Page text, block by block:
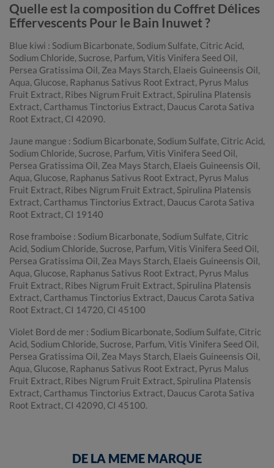
Quelle est la composition du Coffret Délices
Effervescents Pour le Bain Inuwet ?
Blue kiwi : Sodium Bicarbonate, Sodium Sulfate, Citric Acid,
Sodium Chloride, Sucrose, Parfum, Vitis Vinifera Seed Oil,
Persea Gratissima Oil, Zea Mays Starch, Elaeis Guineensis Oil,
Aqua, Glucose, Raphanus Sativus Root Extract, Pyrus Malus
Fruit Extract, Ribes Nigrum Fruit Extract, Spirulina Platensis
Extract, Carthamus Tinctorius Extract, Daucus Carota Sativa
Root Extract, CI 42090.
Jaune mangue : Sodium Bicarbonate, Sodium Sulfate, Citric Acid,
Sodium Chloride, Sucrose, Parfum, Vitis Vinifera Seed Oil,
Persea Gratissima Oil, Zea Mays Starch, Elaeis Guineensis Oil,
Aqua, Glucose, Raphanus Sativus Root Extract, Pyrus Malus
Fruit Extract, Ribes Nigrum Fruit Extract, Spirulina Platensis
Extract, Carthamus Tinctorius Extract, Daucus Carota Sativa
Root Extract, CI 19140
Rose framboise : Sodium Bicarbonate, Sodium Sulfate, Citric
Acid, Sodium Chloride, Sucrose, Parfum, Vitis Vinifera Seed Oil,
Persea Gratissima Oil, Zea Mays Starch, Elaeis Guineensis Oil,
Aqua, Glucose, Raphanus Sativus Root Extract, Pyrus Malus
Fruit Extract, Ribes Nigrum Fruit Extract, Spirulina Platensis
Extract, Carthamus Tinctorius Extract, Daucus Carota Sativa
Root Extract, CI 14720, CI 45100
Violet Bord de mer : Sodium Bicarbonate, Sodium Sulfate, Citric
Acid, Sodium Chloride, Sucrose, Parfum, Vitis Vinifera Seed Oil,
Persea Gratissima Oil, Zea Mays Starch, Elaeis Guineensis Oil,
Aqua, Glucose, Raphanus Sativus Root Extract, Pyrus Malus
Fruit Extract, Ribes Nigrum Fruit Extract, Spirulina Platensis
Extract, Carthamus Tinctorius Extract, Daucus Carota Sativa
Root Extract, CI 42090, CI 45100.
DE LA MEME MARQUE